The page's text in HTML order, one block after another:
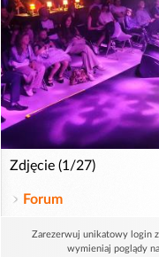
Zdjęcie (1/27)
Forum
Zarezerwuj unikatowy login
wymieniaj poglądy